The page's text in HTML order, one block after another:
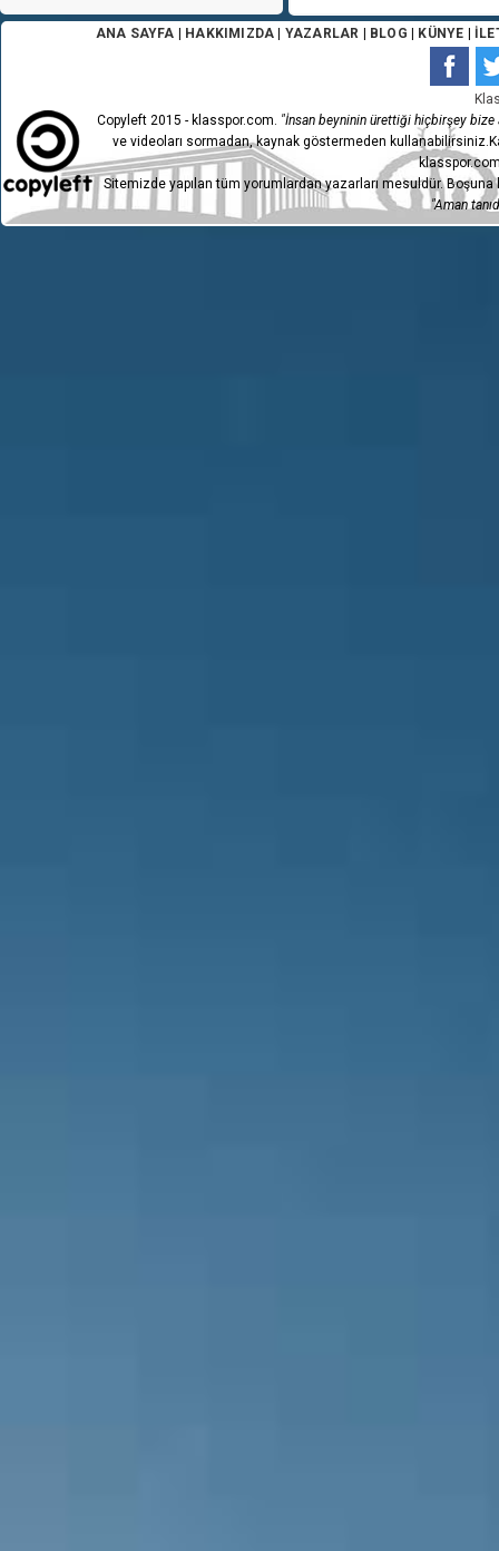
ANA SAYFA HAKKIMIZDA YAZARLAR BLOG KÜNYE
Copyleft 2015 - klasspor.com. "İnsan beyninin ürettiği hiçbirşey bize
ve videoları sormadan, kaynak göstermeden
Sitemizde yapılan tüm yorumlardan yazarları mesuldür.
"Aman